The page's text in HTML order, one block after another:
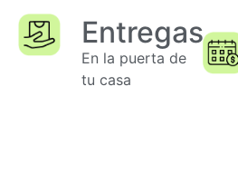
Entregas
En la puerta de
tu casa